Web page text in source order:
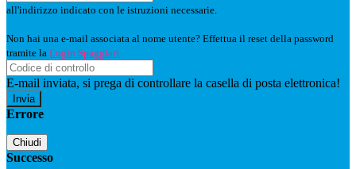
all'indirizzo indicato con le istruzioni necessarie.
Non hai una e-mail associata al nome utente? Effettua il reset della password
tramite la Login Spaggiari
E-mail inviata, si prega di controllare la casella di posta elettronica!
Errore
Chiudi
Successo